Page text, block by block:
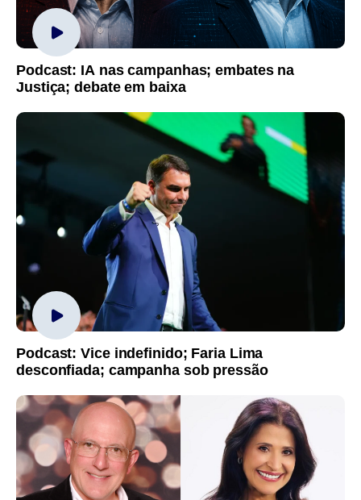
Podcast: IA nas campanhas; embates na
Justiça; debate em baixa
Podcast: Vice indefinido; Faria Lima
desconfiada; campanha sob pressão